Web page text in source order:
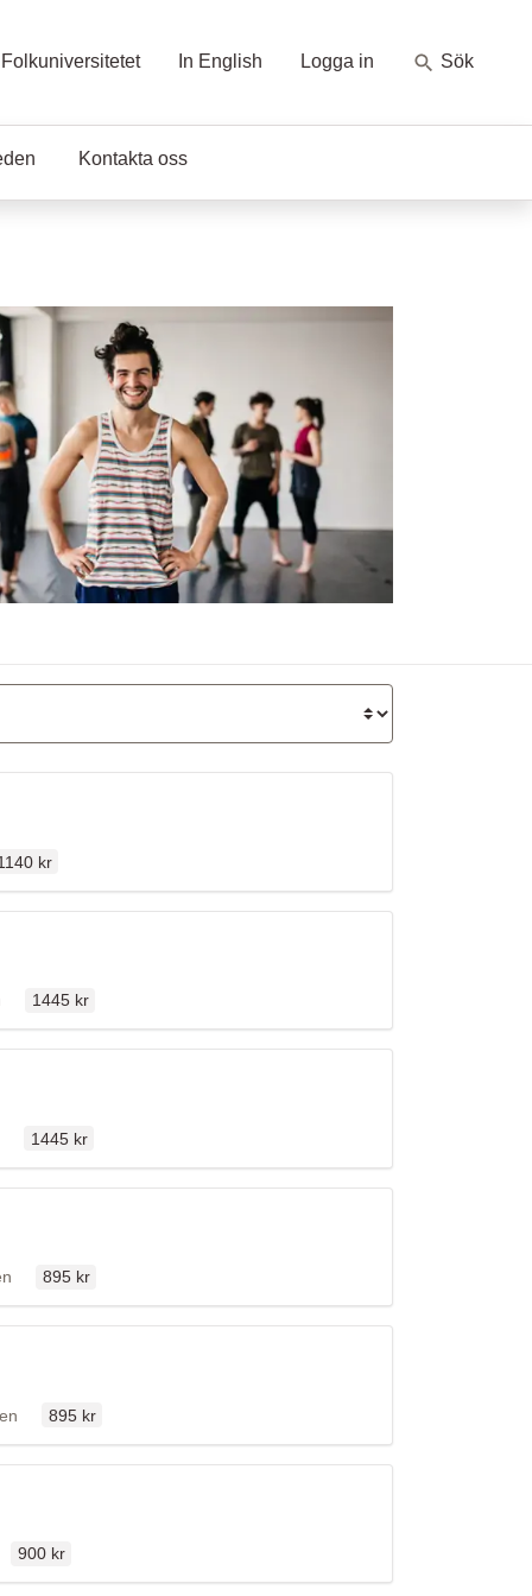
In English Logga in Sök
Kontakta oss
kr
1445 kr
1445 kr
895 kr
895 kr
900 kr